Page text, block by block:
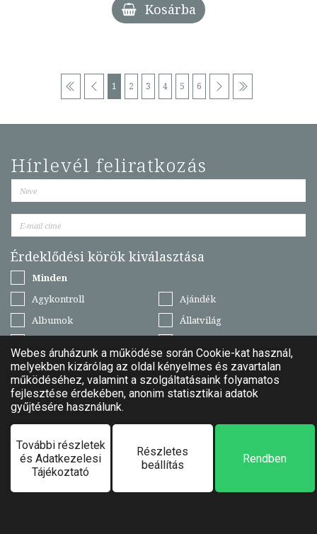
Kosárba
1 2 3 4 5 6
Hírlevél feliratkozás
Érdeklődési körök kiválasztása
Minden
Agykontroll
Ajándék
Albumok
Állatvilág
Emberi kapcsolatok
Erotika
Ezoterika
Film
Gasztronómia
Hangoskönyvek
Humor és szórakoztatás
Ifjúsági könyvek
Informatika
Irodalom
Játékok
Kultúra, művészet
Lexikonok, enciklopédiák